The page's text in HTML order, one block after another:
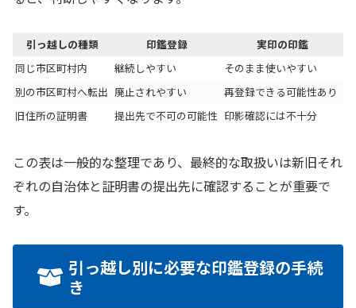
引っ越しの種類 印鑑登録
実印の印鑑
同じ市区町村内
継続しやすい
そのまま使いやすい
別の市区町村へ転出 廃止されやすい
再登録できる可能性あり
旧住所の証明書
提出先で不可の可能性 印影確認には不十分
この表は一般的な整理であり、最終的な取扱いは新旧それ
ぞれの自治体と証明書の提出先に確認することが重要で
す。
引っ越し別に必要な印鑑登録の手続
き